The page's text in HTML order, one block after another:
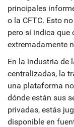
principales
o la CFTC. Esto
pero sí indica que
extremadamente
En la industria de
centralizadas, la
una plataforma
dónde están sus
privadas, estás
disponible en